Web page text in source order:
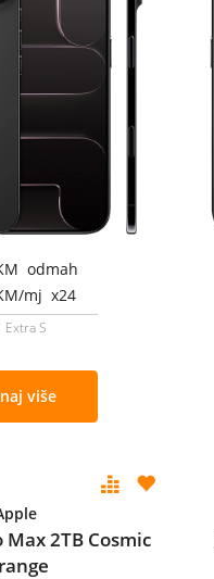
odmah
mj x24
Extra S
više
Max 2TB Cosmic